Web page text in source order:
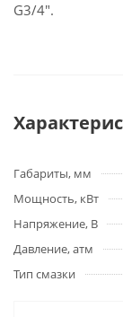
G3/4".
Габариты, мм
Мощность, кВт
Напряжение, В
Давление, атм
Тип смазки